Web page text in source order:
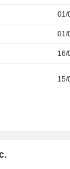
01/
01/
16/
15/